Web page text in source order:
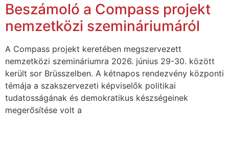
Beszámoló a Compass projekt
nemzetközi szemináriumáról
A Compass projekt keretében megszervezett
nemzetközi szemináriumra 2026. június 29-30. között
került sor Brüsszelben. A kétnapos rendezvény központi
témája a szakszervezeti képviselők politikai
tudatosságának és demokratikus készségeinek
megerősítése volt a